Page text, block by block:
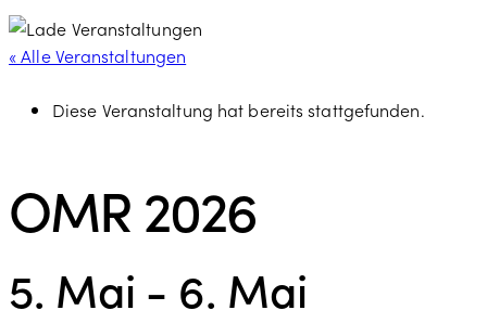
« Alle Veranstaltungen
Diese Veranstaltung hat bereits stattgefunden.
OMR 2026
5. Mai - 6. Mai